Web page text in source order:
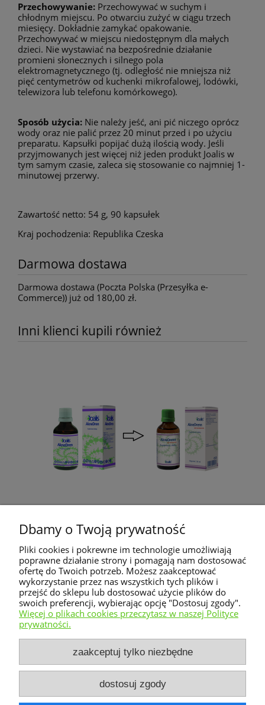
Przechowywanie: Przechowywać w suchym i
chłodnym miejscu. Po otwarciu zużyć w ciągu trzech
miesięcy. Dokładnie zamykać opakowanie.
Przechowywać w miejscu niedostępnym dla małych
dzieci. Nie wystawiać na bezpośrednie działanie
promieni słonecznych i silnego pola
elektromagnetycznego (tj. odległość nie mniejsza niż
pięć centymetrów od kuchenki mikrofalowej, lodówki,
telewizora lub telefonu komórkowego).
Sposób użycia: Nie należy jeść, ani pić niczego oprócz
wody oraz nie palić przez 20 minut przed i po użyciu
preparatu. Kapsułki popijać dużą ilością wody. Jeśli
przyjmowanych jest więcej niż jeden produkt Joalis w
tym samym czasie, zaleca się stosowanie co najmniej 1-
minutowej przerwy.
Zawartość netto: 54 g, 90 kapsułek
Kraj pochodzenia: Republika Czeska
Darmowa dostawa
Darmowa dostawa (Poczta Polska (Przesyłka e-
Commerce)) już od 180,00 zł.
Inni klienci kupili również
AkneDren - Działa oczyszczająco na
gruczoły łojowe - JOALIS
92,45 zł
do koszyka
Warunki zakupów
Moje konto
Dbamy o Twoją prywatność
Pliki cookies i pokrewne im technologie umożliwiają
poprawne działanie strony i pomagają nam dostosować
ofertę do Twoich potrzeb. Możesz zaakceptować
wykorzystanie przez nas wszystkich tych plików i
przejść do sklepu lub dostosować użycie plików do
swoich preferencji, wybierając opcję "Dostosuj zgody".
Więcej o plikach cookies przeczytasz w naszej Polityce
prywatności.
zaakceptuj tylko niezbędne
dostosuj zgody